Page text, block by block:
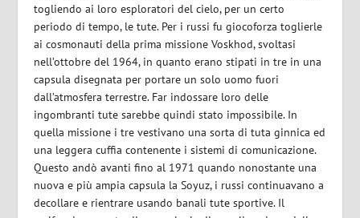
togliendo ai loro esploratori del cielo, per un certo
periodo di tempo, le tute. Per i russi fu giocoforza toglierle
ai cosmonauti della prima missione Voskhod, svoltasi
nell’ottobre del 1964, in quanto erano stipati in tre in una
capsula disegnata per portare un solo uomo fuori
dall’atmosfera terrestre. Far indossare loro delle
ingombranti tute sarebbe quindi stato impossibile. In
quella missione i tre vestivano una sorta di tuta ginnica ed
una leggera cuffia contenente i sistemi di comunicazione.
Questo andò avanti fino al 1971 quando nonostante una
nuova e più ampia capsula la Soyuz, i russi continuavano a
decollare e rientrare usando banali tute sportive. Il